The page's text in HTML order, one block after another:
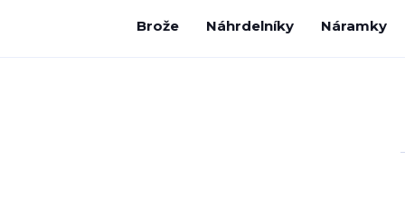
Brože Náhrdelníky Náramky